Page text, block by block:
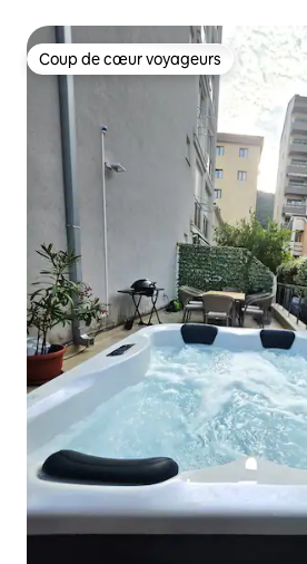
Coup de cœur voyageurs
Coup de cœur voyageurs